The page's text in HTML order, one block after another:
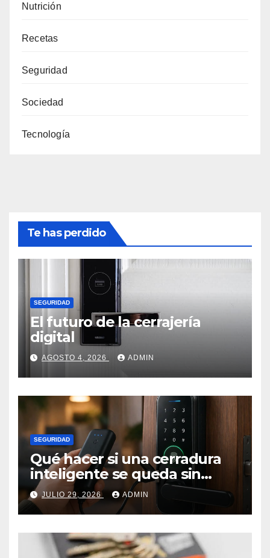
Nutrición
Recetas
Seguridad
Sociedad
Tecnología
Te has perdido
SEGURIDAD
El futuro de la cerrajería
digital
AGOSTO 4, 2026 ADMIN
SEGURIDAD
Qué hacer si una cerradura
inteligente se queda sin
batería.
JULIO 29, 2026 ADMIN